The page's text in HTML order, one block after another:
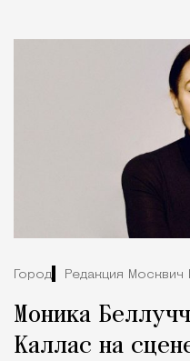
Город Редакция Москвич
Моника
Каллас на